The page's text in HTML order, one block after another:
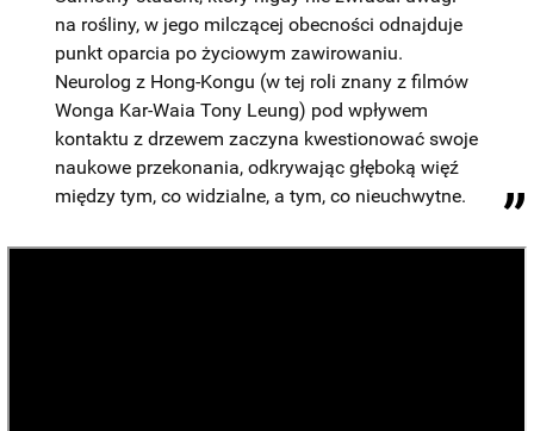
na rośliny, w jego milczącej obecności odnajduje
punkt oparcia po życiowym zawirowaniu.
Neurolog z Hong-Kongu (w tej roli znany z filmów
Wonga Kar-Waia Tony Leung) pod wpływem
kontaktu z drzewem zaczyna kwestionować swoje
naukowe przekonania, odkrywając głęboką więź
między tym, co widzialne, a tym, co nieuchwytne.